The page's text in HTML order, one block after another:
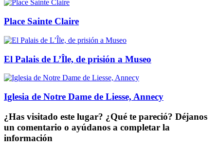
Place Sainte Claire
El Palais de L’Île, de prisión a Museo
Iglesia de Notre Dame de Liesse, Annecy
¿Has visitado este lugar? ¿Qué te pareció? Déjanos
un comentario o ayúdanos a completar la
información